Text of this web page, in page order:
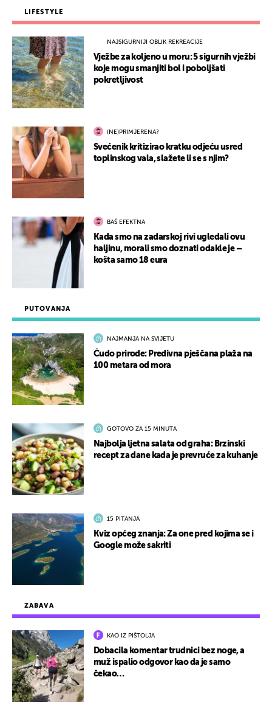
ZABAVA
KAO IZ PIŠTOLJA
Dobacila komentar trudnici bez noge, a
muž ispalio odgovor kao da je samo
čekao…
PUTOVANJA
NAJMANJA NA SVIJETU
Čudo prirode: Predivna pješčana plaža na
100 metara od mora
GOTOVO ZA 15 MINUTA
Najbolja ljetna salata od graha: Brzinski
recept za dane kada je prevruće za kuhanje
15 PITANJA
Kviz općeg znanja: Za one pred kojima se i
Google može sakriti
LIFESTYLE
NAJSIGURNIJI OBLIK REKREACIJE
Vježbe za koljeno u moru: 5 sigurnih vježbi
koje mogu smanjiti bol i poboljšati
pokretljivost
(NE)PRIMJERENA?
Svećenik kritizirao kratku odjeću usred
toplinskog vala, slažete li se s njim?
BAŠ EFEKTNA
Kada smo na zadarskoj rivi ugledali ovu
haljinu, morali smo doznati odakle je –
košta samo 18 eura